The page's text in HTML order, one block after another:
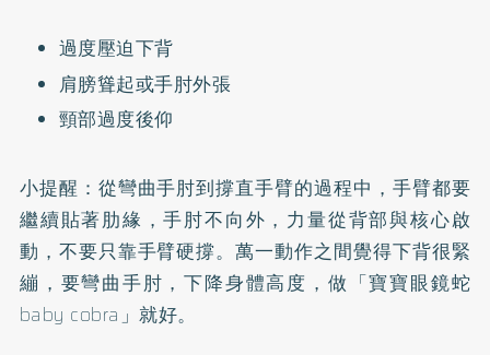
過度壓迫下背
肩膀聳起或手肘外張
頸部過度後仰
小提醒：從彎曲手肘到撐直手臂的過程中，手臂都要
繼續貼著肋緣，手肘不向外，力量從背部與核心啟
動，不要只靠手臂硬撐。萬一動作之間覺得下背很緊
繃，要彎曲手肘，下降身體高度，做「寶寶眼鏡蛇
baby cobra」就好。